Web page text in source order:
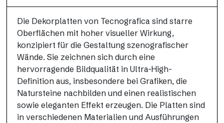
Die Dekorplatten von Tecnografica sind starre
Oberflächen mit hoher visueller Wirkung,
konzipiert für die Gestaltung szenografischer
Wände. Sie zeichnen sich durch eine
hervorragende Bildqualität in Ultra-High-
Definition aus, insbesondere bei Grafiken, die
Natursteine nachbilden und einen realistischen
sowie eleganten Effekt erzeugen. Die Platten sind
in verschiedenen Materialien und Ausführungen